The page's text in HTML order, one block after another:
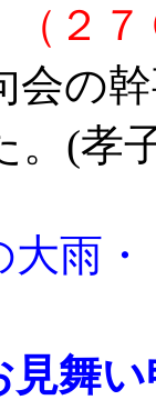
２７
会の
。(
雨
見舞